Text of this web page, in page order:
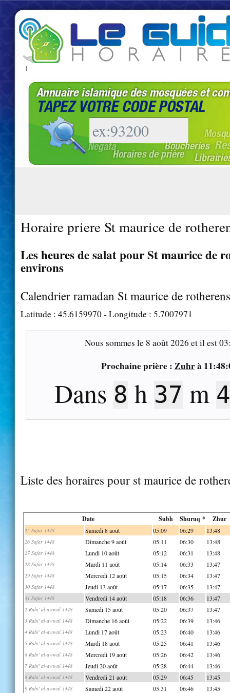
|
Horaire priere St maurice de
Les heures de salat pour St maurice de
environs
Calendrier ramadan St maurice de
Latitude : 45.6159970- Longitude : 5.7007971
Nous sommes le 8 août 2026 et il est
Prochaine prière : Zuhrà
Dans 8 h 37 m
Liste des horaires pour st maurice de
Date Subh Shuruq * Zhur
25 Safar 1448 Samedi 8 août 05:09 06:29 13:48
26 Safar 1448 Dimanche 9 août 05:11 06:30 13:48
27 Safar 1448 Lundi 10 août 05:12 06:31 13:48
28 Safar 1448 Mardi 11 août 05:14 06:33 13:47
29 Safar 1448 Mercredi 12 août 05:15 06:34 13:47
30 Safar 1448 Jeudi 13 août 05:17 06:35 13:47
31 Safar 1448 Vendredi 14 août 05:18 06:36 13:47
2 Rabi' al-awwal 1448 Samedi 15 août 05:20 06:37 13:47
3 Rabi' al-awwal 1448 Dimanche 16 août 05:22 06:39 13:46
4 Rabi' al-awwal 1448 Lundi 17 août 05:23 06:40 13:46
5 Rabi' al-awwal 1448 Mardi 18 août 05:25 06:41 13:46
6 Rabi' al-awwal 1448 Mercredi 19 août 05:26 06:42 13:46
7 Rabi' al-awwal 1448 Jeudi 20 août 05:28 06:44 13:46
8 Rabi' al-awwal 1448 Vendredi 21 août 05:29 06:45 13:45
9 Rabi' al-awwal 1448 Samedi 22 août 05:31 06:46 13:45